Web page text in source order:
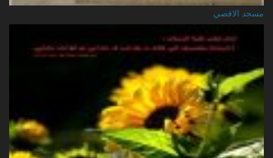
مسجد الاقصي